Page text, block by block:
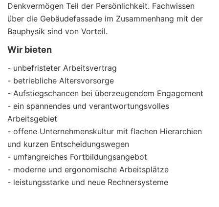
Denkvermögen Teil der Persönlichkeit. Fachwissen
über die Gebäudefassade im Zusammenhang mit der
Bauphysik sind von Vorteil.
Wir bieten
- unbefristeter Arbeitsvertrag
- betriebliche Altersvorsorge
- Aufstiegschancen bei überzeugendem Engagement
- ein spannendes und verantwortungsvolles
Arbeitsgebiet
- offene Unternehmenskultur mit flachen Hierarchien
und kurzen Entscheidungswegen
- umfangreiches Fortbildungsangebot
- moderne und ergonomische Arbeitsplätze
- leistungsstarke und neue Rechnersysteme